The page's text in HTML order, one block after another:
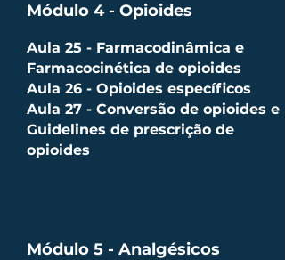
Módulo 4 - Opioides
Aula 25 - Farmacodinâmica e
Farmacocinética de opioides
Aula 26 - Opioides específicos
Aula 27 - Conversão de opioides e
Guidelines de prescrição de
opioides
Módulo 5 - Analgésicos